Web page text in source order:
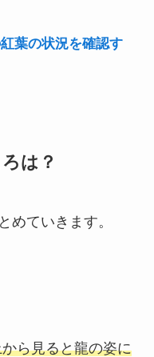
葉の状況を確認す
は？
めていきます。
ら見ると龍の姿に